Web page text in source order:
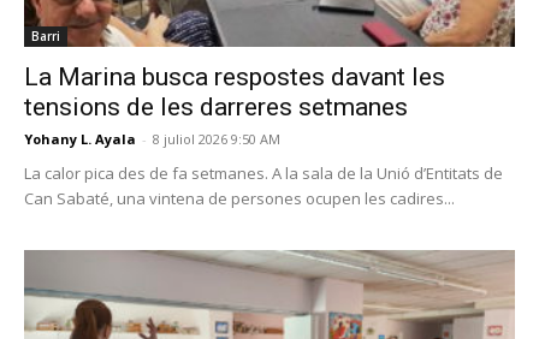
Barri
La Marina busca respostes davant les
tensions de les darreres setmanes
Yohany L. Ayala - 8 juliol 2026 9:50 AM
La calor pica des de fa setmanes. A la sala de la Unió d’Entitats de
Can Sabaté, una vintena de persones ocupen les cadires...